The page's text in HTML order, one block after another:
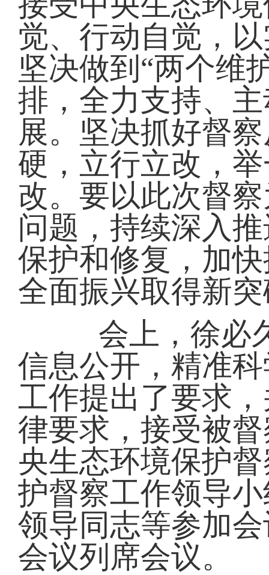
觉、行动自觉，
坚决做到“两个维
排，全力支持、
展。坚决抓好督
硬，立行立改，
改。要以此次督
问题，持续深入
保护和修复，加
全面振兴取得新
会上，徐必久
信息公开，精准
工作提出了要求
律要求，接受被
央生态环境保护
护督察工作领导
领导同志等参加
会议列席会议。